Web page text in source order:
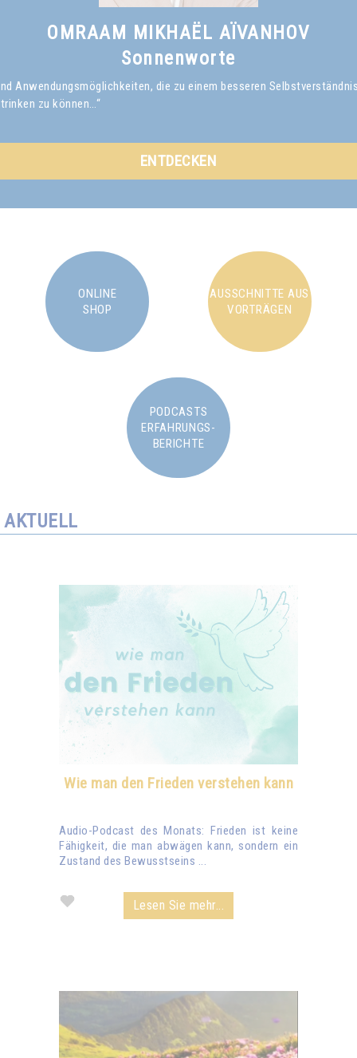
OMRAAM MIKHAËL AÏVANHOV
Sonnenworte
Anwendungsmöglichkeiten, die zu einem besseren
zu können…“
ENTDECKEN
ONLINE
SHOP
AUSSCHNITTE AUS
VORTRÄGEN
PODCASTS
ERFAHRUNGS-
BERICHTE
AKTUELL
Wie man den Frieden verstehen kann
Audio-Podcast des Monats: Frieden ist keine
Fähigkeit, die man abwägen kann, sondern ein
Zustand des Bewusstseins ...
Lesen Sie mehr...